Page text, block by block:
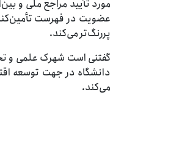
عضویت در فهرست
پررنگ‌تر می‌کند.
دانشگاه در جهت توسعه
می‌کند.